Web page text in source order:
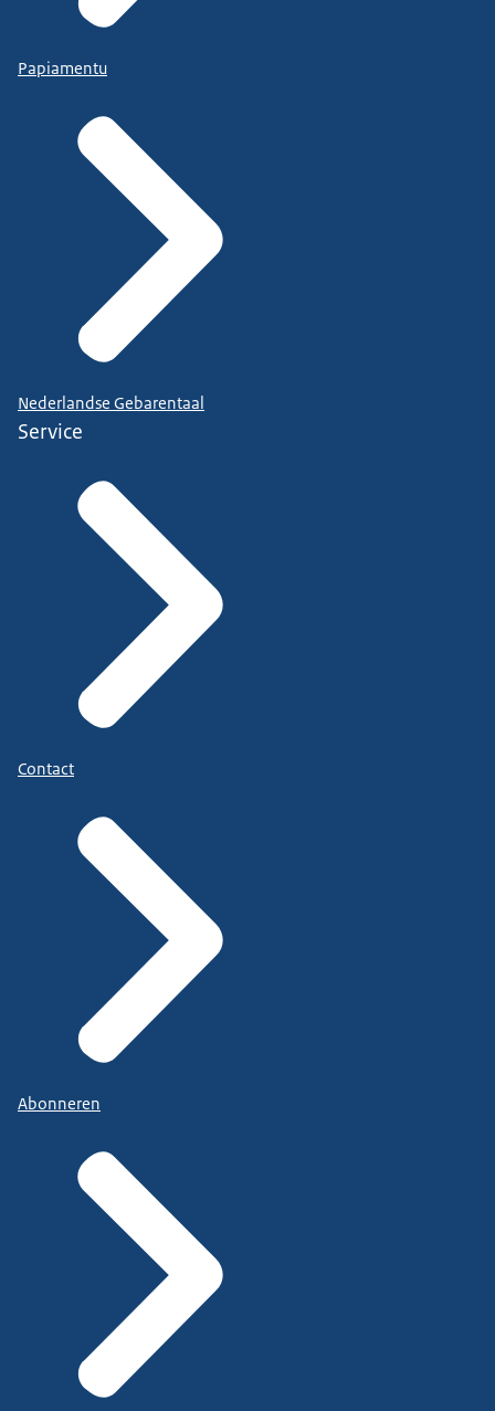
Papiamentu
Nederlandse Gebarentaal
Service
Contact
Abonneren